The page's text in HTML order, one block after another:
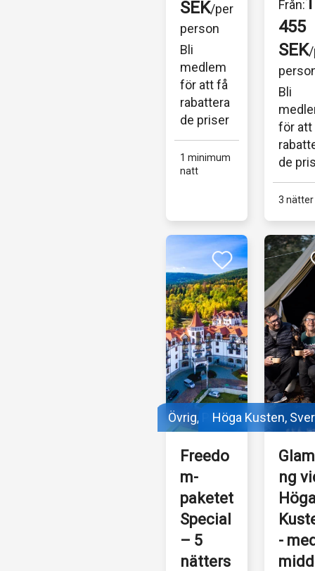
n i den
mysiga
designk
ojan
”Oddis
Öga”
SEK/per
person
Bli
medlem
för att få
rabattera
de priser
1 minimum
natt
s
de
hjärta,
där
ns
..
Från:
455
SEK/
Bli
för att
de
3 nätter
Övrig, Polen
Freedo
m-
paketet
Special
– 5
nätters
Höga Kusten,
ng
-